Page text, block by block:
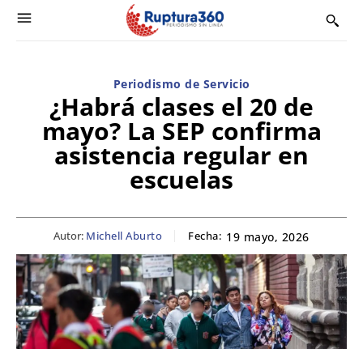
Periodismo de Servicio
¿Habrá clases el 20 de
mayo? La SEP confirma
asistencia regular en
escuelas
Autor: Michell Aburto Fecha: 19 mayo, 2026